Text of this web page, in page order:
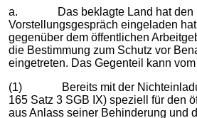
a. Das beklagte Land hat den
Vorstellungsgespräch eingeladen
gegenüber dem öffentlichen
die Bestimmung zum Schutz vor
eingetreten. Das Gegenteil kann
(1) Bereits mit der Nichteinladung
165 Satz 3 SGB IX) speziell für den
aus Anlass seiner Behinderung und